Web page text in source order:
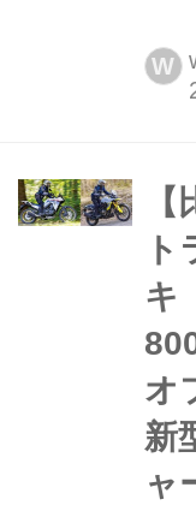
選】
モ
お
W
キ
オ
新
ャ